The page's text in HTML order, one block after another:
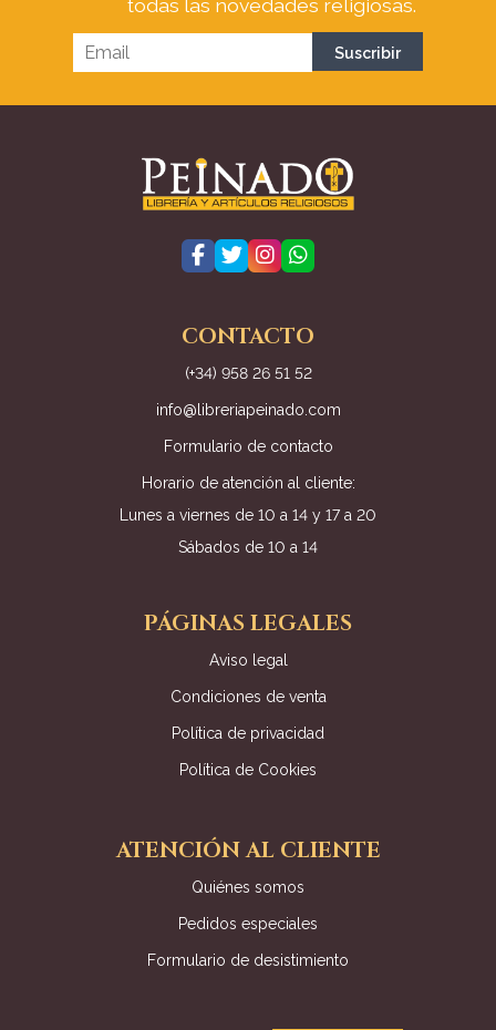
todas las novedades religiosas.
CONTACTO
(+34) 958 26 51 52
info@libreriapeinado.com
Formulario de contacto
Horario de atención al cliente:
Lunes a viernes de 10 a 14 y 17 a 20
Sábados de 10 a 14
PÁGINAS LEGALES
Aviso legal
Condiciones de venta
Política de privacidad
Política de Cookies
ATENCIÓN AL CLIENTE
Quiénes somos
Pedidos especiales
Formulario de desistimiento